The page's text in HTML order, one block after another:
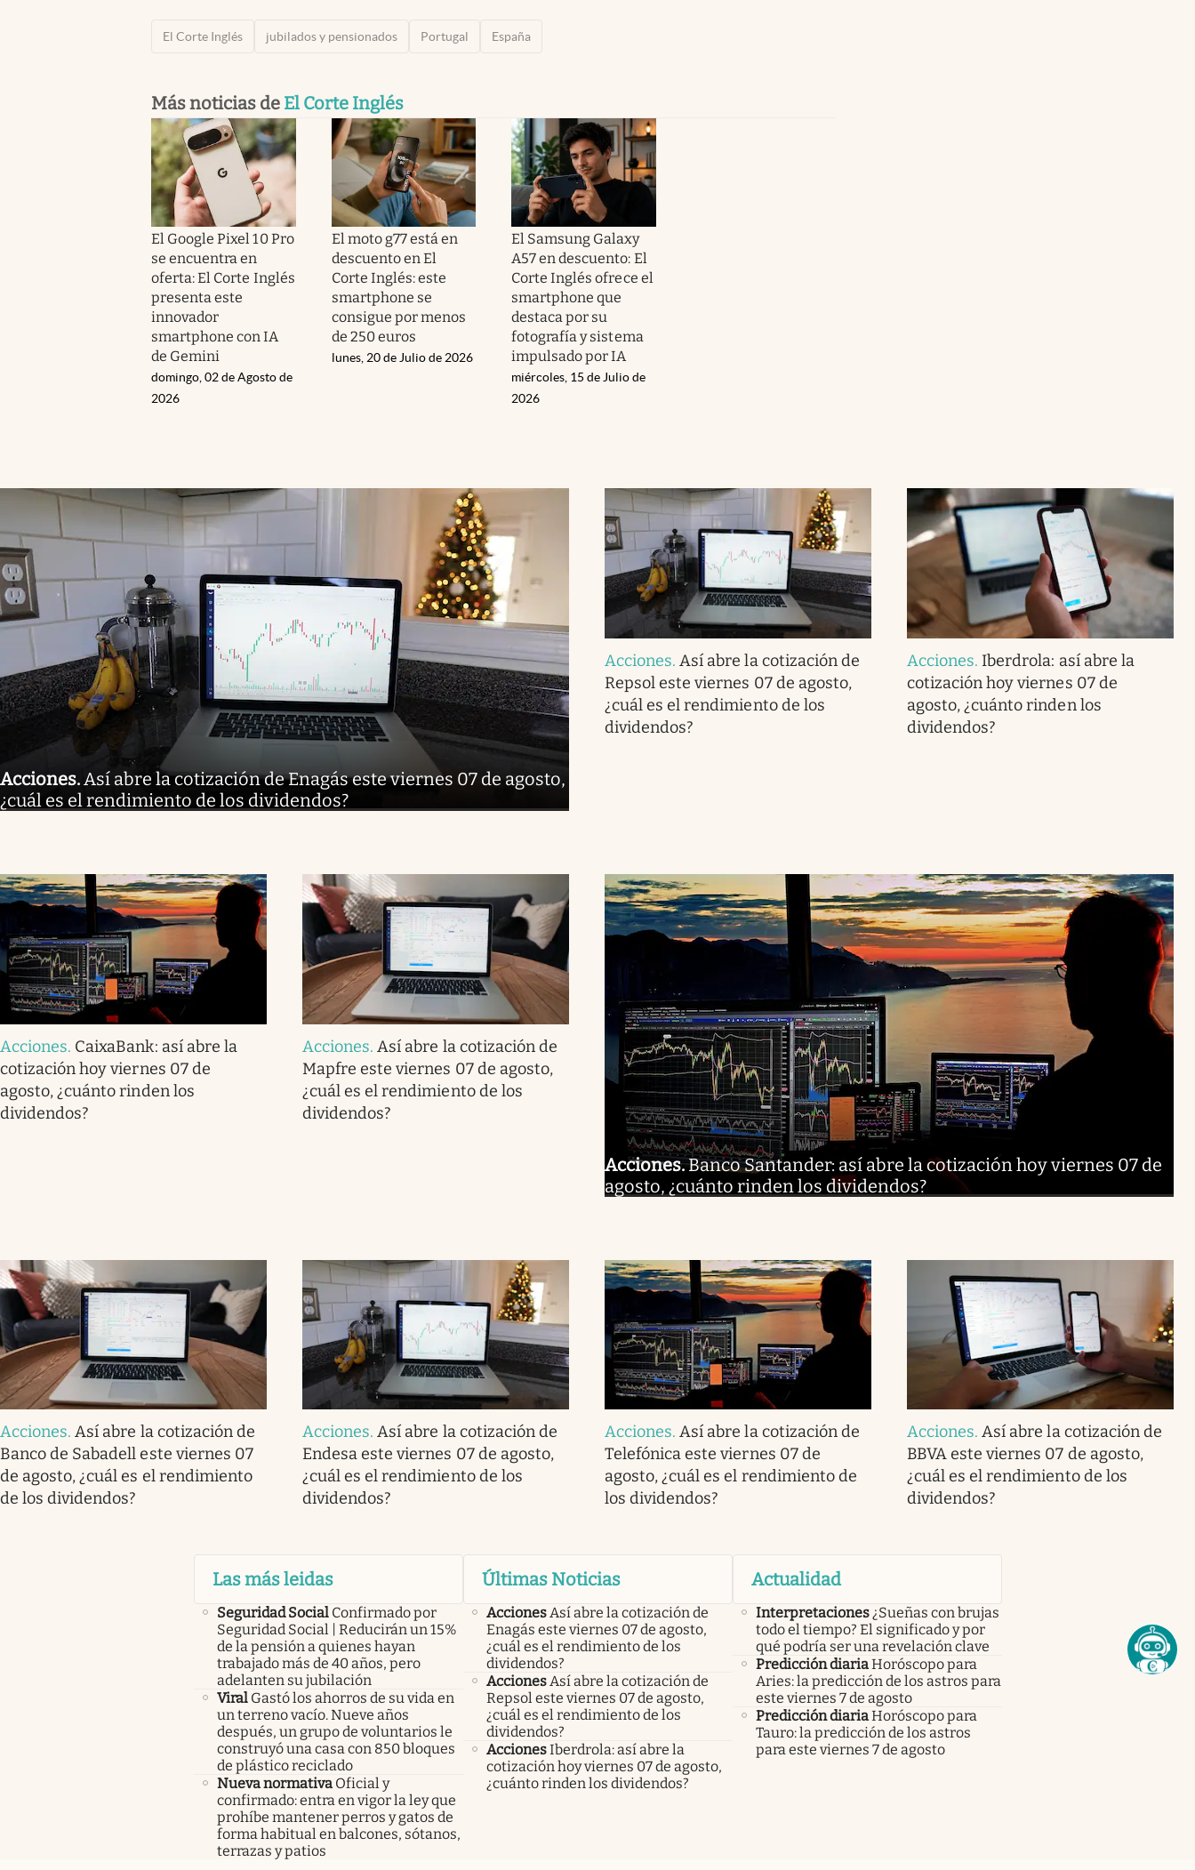
El Corte Inglés jubilados y pensionados Portugal España
Más noticias de El Corte Inglés
El Google Pixel 10 Pro
se encuentra en
oferta: El Corte Inglés
presenta este
innovador
smartphone con IA
de Gemini
domingo, 02 de Agosto de
2026
El moto g77 está en
descuento en El
Corte Inglés: este
smartphone se
consigue por menos
de 250 euros
lunes, 20 de Julio de 2026
El Samsung Galaxy
A57 en descuento: El
Corte Inglés ofrece el
smartphone que
destaca por su
fotografía y sistema
impulsado por IA
miércoles, 15 de Julio de
2026
Acciones.Así abre la cotización de Enagás este viernes 07 de agosto,
¿cuál es el rendimiento de los dividendos?
Acciones.Así abre la cotización de
Repsol este viernes 07 de agosto,
¿cuál es el rendimiento de los
dividendos?
Acciones. Iberdrola: así abre la
cotización hoy viernes 07 de
agosto, ¿cuánto rinden los
dividendos?
Acciones. CaixaBank: así abre la
cotización hoy viernes 07 de
agosto, ¿cuánto rinden los
dividendos?
Acciones.Así abre la cotización de
Mapfre este viernes 07 de agosto,
¿cuál es el rendimiento de los
dividendos?
Acciones.Banco Santander: así abre la cotización hoy viernes 07 de
agosto, ¿cuánto rinden los dividendos?
Acciones.Así abre la cotización de
Banco de Sabadell este viernes 07
de agosto, ¿cuál es el rendimiento
de los dividendos?
Acciones.Así abre la cotización de
Endesa este viernes 07 de agosto,
¿cuál es el rendimiento de los
dividendos?
Acciones.Así abre la cotización de
Telefónica este viernes 07 de
agosto, ¿cuál es el rendimiento de
los dividendos?
Acciones.Así abre la cotización de
BBVA este viernes 07 de agosto,
¿cuál es el rendimiento de los
dividendos?
Las más leidas
Seguridad Social Confirmado por
Seguridad Social | Reducirán un 15%
de la pensión a quienes hayan
trabajado más de 40 años, pero
adelanten su jubilación
Viral Gastó los ahorros de su vida en
un terreno vacío. Nueve años
después, un grupo de voluntarios le
construyó una casa con 850 bloques
de plástico reciclado
Nueva normativa Oficial y
confirmado: entra en vigor la ley que
prohíbe mantener perros y gatos de
forma habitual en balcones, sótanos,
terrazas y patios
Últimas Noticias
AccionesAsí abre la cotización de
Enagás este viernes 07 de agosto,
¿cuál es el rendimiento de los
dividendos?
AccionesAsí abre la cotización de
Repsol este viernes 07 de agosto,
¿cuál es el rendimiento de los
dividendos?
AccionesIberdrola: así abre la
cotización hoy viernes 07 de agosto,
¿cuánto rinden los dividendos?
Actualidad
Interpretaciones¿Sueñas con brujas
todo el tiempo? El significado y por
qué podría ser una revelación clave
Predicción diariaHoróscopo para
Aries: la predicción de los astros para
este viernes 7 de agosto
Predicción diariaHoróscopo para
Tauro: la predicción de los astros
para este viernes 7 de agosto